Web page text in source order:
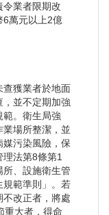
業者限期改
6萬元以上2億
查獲業者於地面
並不定期加強
。衛生局強
場所整潔，並
污染風險，保
法第8條第1
、設施衛生管
規範準則」。若
改正者，將處
重大者，得命